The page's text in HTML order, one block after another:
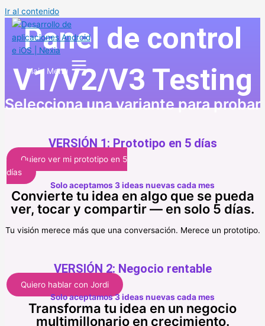
Ir al contenido
Main Menu
Panel de control
V1/V2/V3 Testing
Selecciona una variante para probar
VERSIÓN 1: Prototipo en 5 días
Quiero ver mi prototipo en 5
días
Solo aceptamos 3 ideas nuevas cada mes
Convierte tu idea en algo que se pueda
ver, tocar y compartir — en solo 5 días.
Tu visión merece más que una conversación. Merece un prototipo.
VERSIÓN 2: Negocio rentable
Quiero hablar con Jordi
Solo aceptamos 3 ideas nuevas cada mes
Transforma tu idea en un negocio
multimillonario en crecimiento.